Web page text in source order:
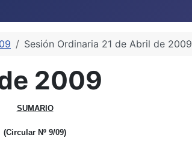
Sesión Ordinaria 21 de Abril de 2009
2009
SUMARIO
(Circular Nº 9/09)